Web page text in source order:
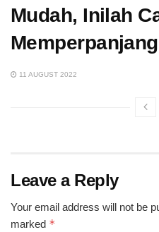
Mudah, Inilah
11 AUGUST 2022
Leave a Reply
Your email address will not be
marked *